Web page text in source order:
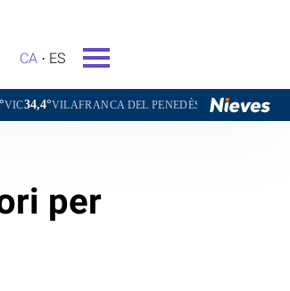
CA ES
DEL PENEDÈS31,6°VILANOVA I LA GELTRÚ
per